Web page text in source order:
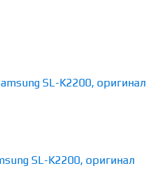
SL-K2200, оригинал